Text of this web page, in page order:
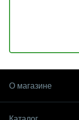
О магазине